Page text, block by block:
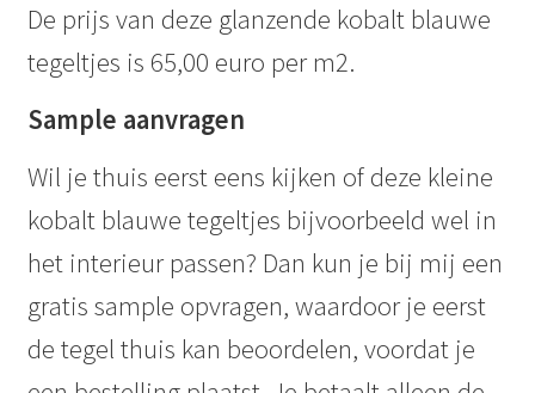
De prijs van deze glanzende kobalt blauwe
tegeltjes is 65,00 euro per m2.
Sample aanvragen
Wil je thuis eerst eens kijken of deze kleine
kobalt blauwe tegeltjes bijvoorbeeld wel in
het interieur passen? Dan kun je bij mij een
gratis sample opvragen, waardoor je eerst
de tegel thuis kan beoordelen, voordat je